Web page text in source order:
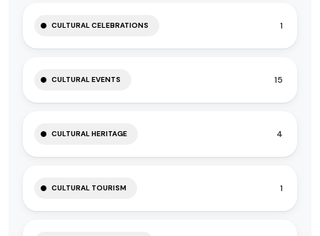
CULTURAL CELEBRATIONS 1
CULTURAL EVENTS 15
CULTURAL HERITAGE 4
CULTURAL TOURISM 1